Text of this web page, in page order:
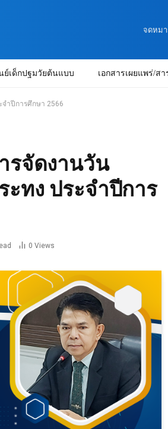
จดหม
ย์เด็กปฐมวัยต้นแบบ เอกสารเผยแพร่/ส
จำปีการศึกษา 2566
รจัดงานวัน
ะทง ประจำปีการ
0 Views